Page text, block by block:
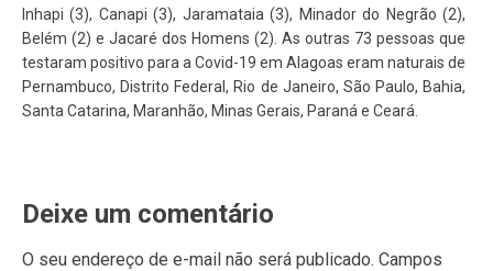
Inhapi (3), Canapi (3), Jaramataia (3), Minador do Negrão (2),
Belém (2) e Jacaré dos Homens (2). As outras 73 pessoas que
testaram positivo para a Covid-19 em Alagoas eram naturais de
Pernambuco, Distrito Federal, Rio de Janeiro, São Paulo, Bahia,
Santa Catarina, Maranhão, Minas Gerais, Paraná e Ceará.
Deixe um comentário
O seu endereço de e-mail não será publicado. Campos